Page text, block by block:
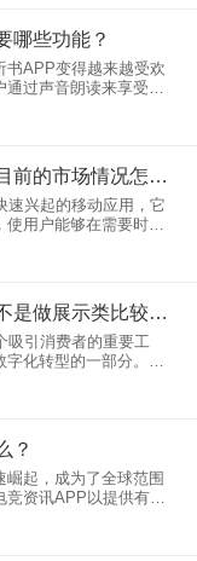
哪些功能？
书APP变得越来越受欢
过声音朗读来享受书
果您计划开发一款听
足用户需求，以下是
共享充电宝APP开发目前的市场情况怎样？
速兴起的移动应用，它
用户能够在需要时随
这个领域的市场情况
目前的情况。
家具商城APP开发是不是做展示类比较好？
吸引消费者的重要工
化转型的一部分。在
该以展示为主要方向
讨一下这个问题。
？
崛起，成为了全球范围
资讯APP以提供有关
团队等相关新闻和信
个备受关注的问题。